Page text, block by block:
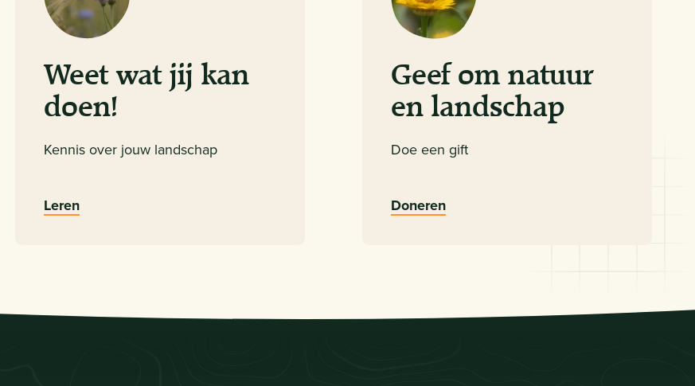
Weet wat jij kan
doen!
Kennis over jouw landschap
Leren
Geef om natuur
en landschap
Doe een gift
Doneren